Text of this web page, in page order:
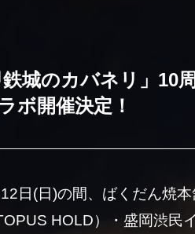
城のカバネリ」10
ボ開催決定！
日(日)の間、ばくだん焼
HOLD）・盛岡渋民